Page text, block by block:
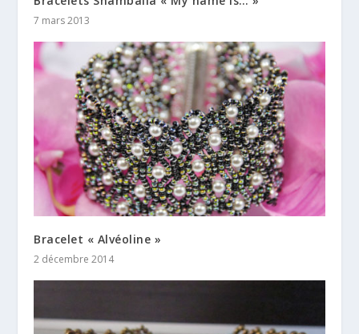
7 mars 2013
Bracelet « Alvéoline »
2 décembre 2014